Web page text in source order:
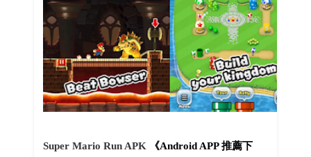
Super Mario Run APK《Android APP 推薦下